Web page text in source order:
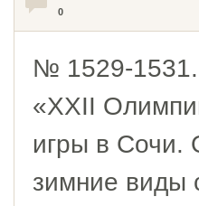
0
№ 1529-
«XXII
игры в Сочи.
зимние виды